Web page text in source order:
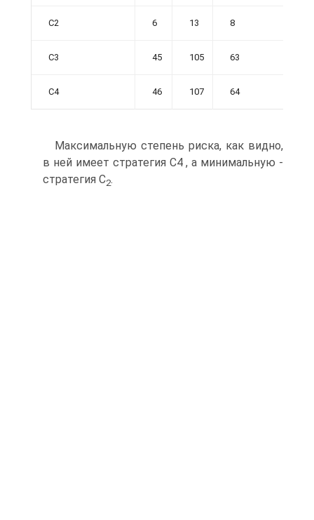
С2 6 13 8
С3 45 105 63
С4 46 107 64
Максимальную степень риска, как видно,
в ней имеет стратегия С4 , а минимальную -
стратегия С2.